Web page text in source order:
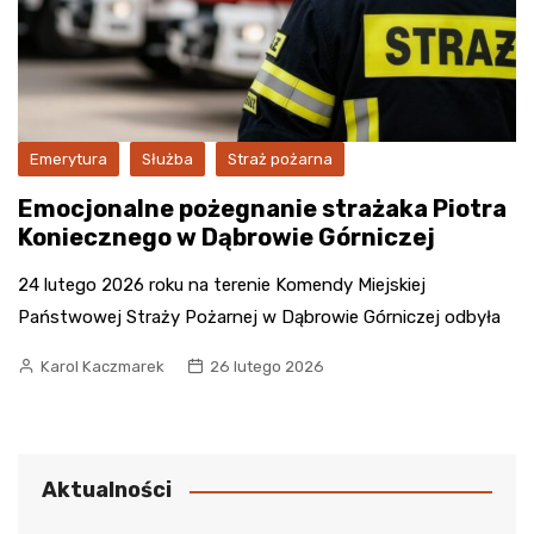
Emerytura Służba Straż pożarna
Emocjonalne pożegnanie strażaka Piotra
Koniecznego w Dąbrowie Górniczej
24 lutego 2026 roku na terenie Komendy Miejskiej
Państwowej Straży Pożarnej w Dąbrowie Górniczej odbyła
Karol Kaczmarek 26 lutego 2026
Aktualności